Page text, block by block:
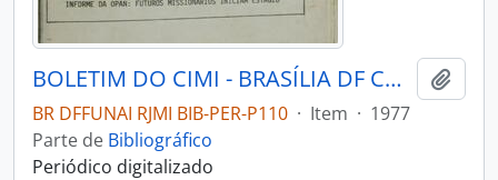
BOLETIM DO CIMI - BRASÍLIA DF CONSELHO INDIGENISTA MISSIONÁRIO - 1977 - Nº42
BR DFFUNAI RJMI BIB-PER-P110 · Item · 1977
Parte de Bibliográfico
Periódico digitalizado